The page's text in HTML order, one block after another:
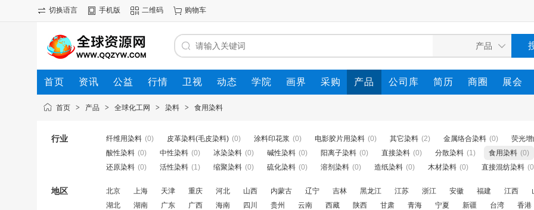
切换语言 手机版 二维码 购物车
首页 资讯 公益 行情 卫视 动态 学院 画界 采购 产品 公司库 简历 商圈 展会
首页 > 产品 > 全球化工网 > 染料 > 食用染料
行业 纤维用染料 (0) 皮革染料(毛皮染料) (0) 涂料印花浆 (0) 电影胶片用染料 (0) 其它染料 (2) 金属络合染料 (0)
荧光
酸性染料 (0) 中性染料 (0) 冰染染料 (0) 碱性染料 (0) 阳离子染料 (0) 直接染料 (0) 分散染料 (1) 食用染料 (0)
还原染料 (0) 活性染料 (1) 缩聚染料 (0) 硫化染料 (0) 溶剂染料 (0) 造纸染料 (0) 木材染料 (0) 直接混纺染料
地区 北京 上海 天津 重庆 河北 山西 内蒙古 辽宁 吉林 黑龙江 江苏 浙江 安徽 福建 江西
湖北
湖南 广东 广西 海南 四川 贵州 云南 西藏 陕西 甘肃 青海 宁夏 新疆 台湾 香港